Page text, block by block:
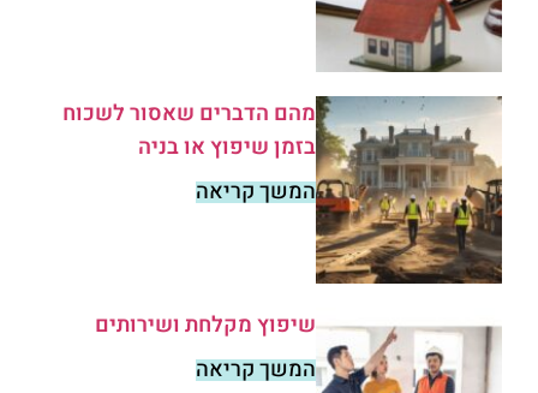
מהם הדברים שאסור לשכוח
בזמן שיפוץ או בניה
המשך קריאה
שיפוץ מקלחת ושירותים
המשך קריאה